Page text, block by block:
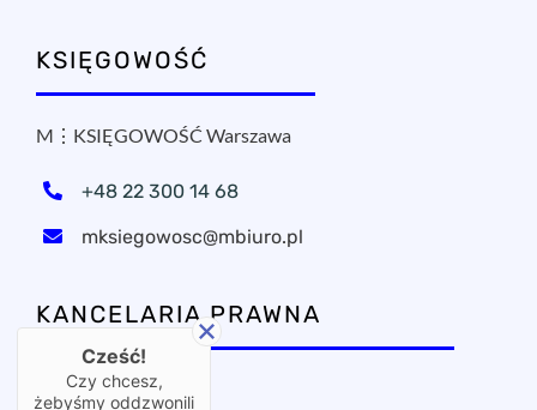
KSIĘGOWOŚĆ
M⋮KSIĘGOWOŚĆ Warszawa
+48 22 300 14 68
mksiegowosc@mbiuro.pl
KANCELARIA PRAWNA
OxPublica Warszawa
Cześć!
Czy chcesz,
żebyśmy oddzwonili